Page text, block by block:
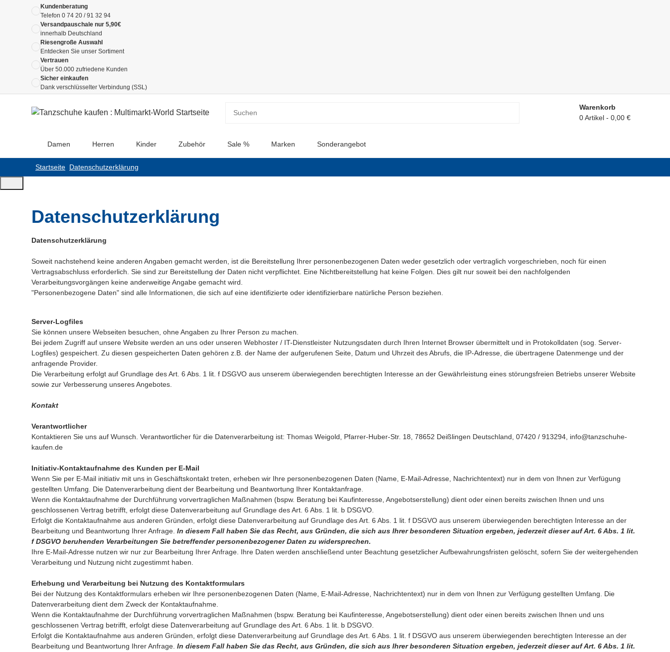
Kundenberatung
Telefon 0 74 20 / 91 32 94
Versandpauschale nur 5,90€
innerhalb Deutschland
Riesengroße Auswahl
Entdecken Sie unser Sortiment
Vertrauen
Über 50.000 zufriedene Kunden
Sicher einkaufen
Dank verschlüsselter Verbindung (SSL)
Damen Herren Kinder Zubehör Sale % Marken Sonderangebot
Warenkorb
0 Artikel
0,00 €
Startseite Datenschutzerklärung
Datenschutzerklärung
Datenschutzerklärung
Soweit nachstehend keine anderen Angaben gemacht werden, ist die Bereitstellung Ihrer personenbezogenen Daten weder gesetzlich oder vertraglich vorgeschrieben, noch für einen
Vertragsabschluss erforderlich. Sie sind zur Bereitstellung der Daten nicht verpflichtet. Eine Nichtbereitstellung hat keine Folgen. Dies gilt nur soweit bei den nachfolgenden
Verarbeitungsvorgängen keine anderweitige Angabe gemacht wird.
"Personenbezogene Daten" sind alle Informationen, die sich auf eine identifizierte oder identifizierbare natürliche Person beziehen.
Server-Logfiles
Sie können unsere Webseiten besuchen, ohne Angaben zu Ihrer Person zu machen.
Bei jedem Zugriff auf unsere Website werden an uns oder unseren Webhoster / IT-Dienstleister Nutzungsdaten durch Ihren Internet Browser übermittelt und in Protokolldaten (sog. Server-
Logfiles) gespeichert. Zu diesen gespeicherten Daten gehören z.B. der Name der aufgerufenen Seite, Datum und Uhrzeit des Abrufs, die IP-Adresse, die übertragene Datenmenge und der
anfragende Provider.
Die Verarbeitung erfolgt auf Grundlage des Art. 6 Abs. 1 lit. f DSGVO aus unserem überwiegenden berechtigten Interesse an der Gewährleistung eines störungsfreien Betriebs unserer Website
sowie zur Verbesserung unseres Angebotes.
Kontakt
Verantwortlicher
Kontaktieren Sie uns auf Wunsch. Verantwortlicher für die Datenverarbeitung ist: Thomas Weigold, Pfarrer-Huber-Str. 18, 78652 Deißlingen Deutschland, 07420 / 913294, info@tanzschuhe-
kaufen.de
Initiativ-Kontaktaufnahme des Kunden per E-Mail
Wenn Sie per E-Mail initiativ mit uns in Geschäftskontakt treten, erheben wir Ihre personenbezogenen Daten (Name, E-Mail-Adresse, Nachrichtentext) nur in dem von Ihnen zur Verfügung
gestellten Umfang. Die Datenverarbeitung dient der Bearbeitung und Beantwortung Ihrer Kontaktanfrage.
Wenn die Kontaktaufnahme der Durchführung vorvertraglichen Maßnahmen (bspw. Beratung bei Kaufinteresse, Angebotserstellung) dient oder einen bereits zwischen Ihnen und uns
geschlossenen Vertrag betrifft, erfolgt diese Datenverarbeitung auf Grundlage des Art. 6 Abs. 1 lit. b DSGVO.
Erfolgt die Kontaktaufnahme aus anderen Gründen, erfolgt diese Datenverarbeitung auf Grundlage des Art. 6 Abs. 1 lit. f DSGVO aus unserem überwiegenden berechtigten Interesse an der
Bearbeitung und Beantwortung Ihrer Anfrage. In diesem Fall haben Sie das Recht, aus Gründen, die sich aus Ihrer besonderen Situation ergeben, jederzeit dieser auf Art. 6 Abs. 1 lit.
f DSGVO beruhenden Verarbeitungen Sie betreffender personenbezogener Daten zu widersprechen.
Ihre E-Mail-Adresse nutzen wir nur zur Bearbeitung Ihrer Anfrage. Ihre Daten werden anschließend unter Beachtung gesetzlicher Aufbewahrungsfristen gelöscht, sofern Sie der weitergehenden
Verarbeitung und Nutzung nicht zugestimmt haben.
Erhebung und Verarbeitung bei Nutzung des Kontaktformulars
Bei der Nutzung des Kontaktformulars erheben wir Ihre personenbezogenen Daten (Name, E-Mail-Adresse, Nachrichtentext) nur in dem von Ihnen zur Verfügung gestellten Umfang. Die
Datenverarbeitung dient dem Zweck der Kontaktaufnahme.
Wenn die Kontaktaufnahme der Durchführung vorvertraglichen Maßnahmen (bspw. Beratung bei Kaufinteresse, Angebotserstellung) dient oder einen bereits zwischen Ihnen und uns
geschlossenen Vertrag betrifft, erfolgt diese Datenverarbeitung auf Grundlage des Art. 6 Abs. 1 lit. b DSGVO.
Erfolgt die Kontaktaufnahme aus anderen Gründen, erfolgt diese Datenverarbeitung auf Grundlage des Art. 6 Abs. 1 lit. f DSGVO aus unserem überwiegenden berechtigten Interesse an der
Bearbeitung und Beantwortung Ihrer Anfrage. In diesem Fall haben Sie das Recht, aus Gründen, die sich aus Ihrer besonderen Situation ergeben, jederzeit dieser auf Art. 6 Abs. 1 lit.